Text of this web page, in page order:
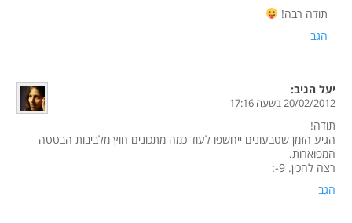
תודה רבה!
הגב
יעל הגיב:
20/02/2012 בשעה 17:16
תודה!
הגיע הזמן שטבעונים ייחשפו לעוד כמה מתכונים חוץ מלביבות הבטטה
המפוארות.
רצה להכין. 9-:
הגב